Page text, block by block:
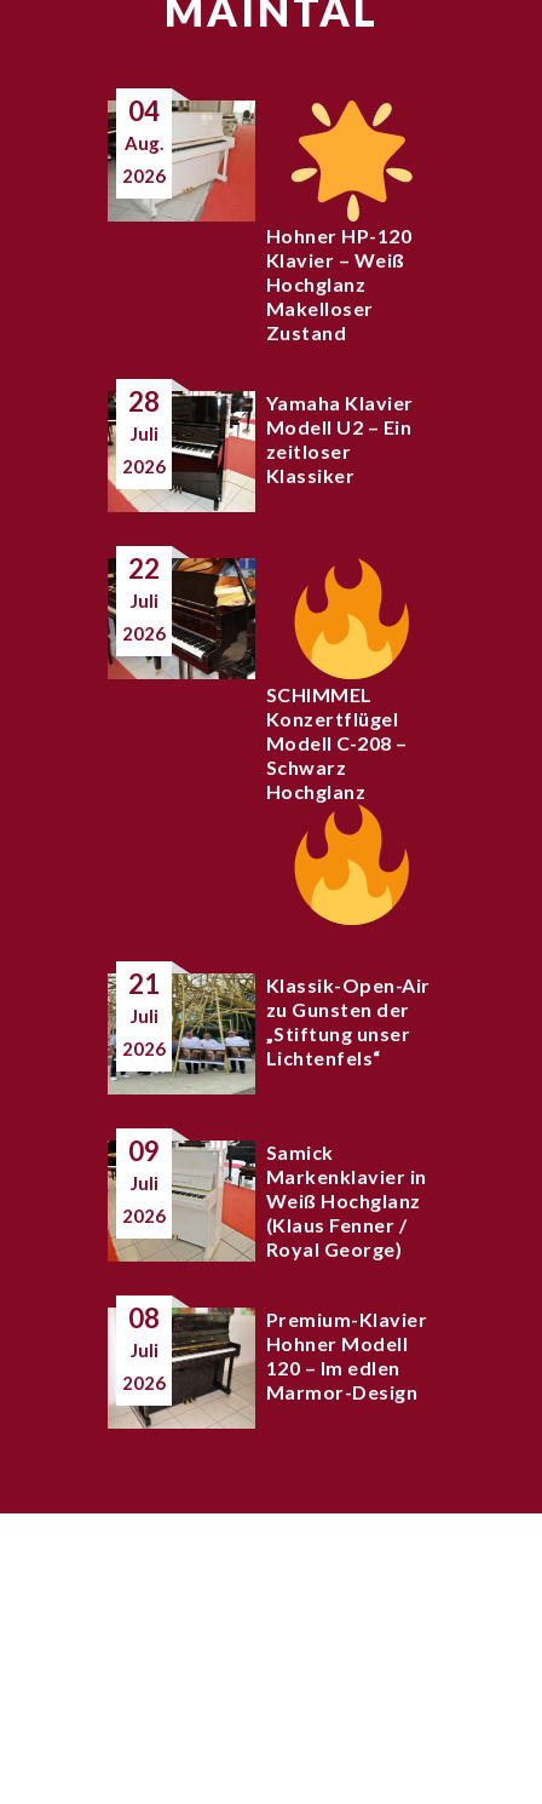
MAINTAL
04
Aug.
2026
Hohner HP-120
Klavier – Weiß
Hochglanz
Makelloser
Zustand
28
Juli
2026
Yamaha Klavier
Modell U2 – Ein
zeitloser
Klassiker
22
Juli
2026
SCHIMMEL
Konzertflügel
Modell C-208 –
Schwarz
Hochglanz
21
Juli
2026
Klassik-Open-Air
zu Gunsten der
„Stiftung unser
Lichtenfels“
09
Juli
2026
Samick
Markenklavier in
Weiß Hochglanz
(Klaus Fenner /
Royal George)
08
Juli
2026
Premium-Klavier
Hohner Modell
120 – Im edlen
Marmor-Design